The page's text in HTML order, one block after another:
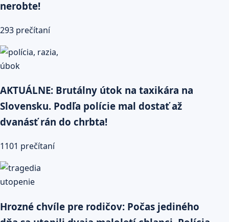
nerobte!
293 prečítaní
AKTUÁLNE: Brutálny útok na taxikára na
Slovensku. Podľa polície mal dostať až
dvanásť rán do chrbta!
1101 prečítaní
Hrozné chvíle pre rodičov: Počas jediného